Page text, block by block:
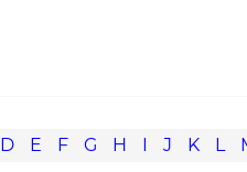
D E F G H I J K L